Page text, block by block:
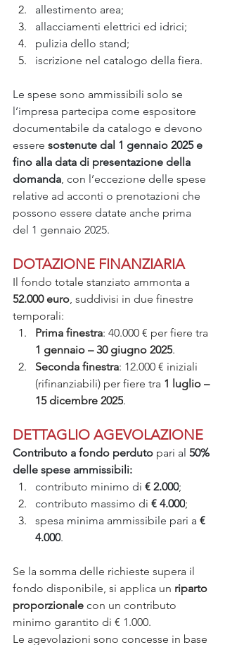
allestimento area;
allacciamenti elettrici ed idrici;
pulizia dello stand;
iscrizione nel catalogo della fiera.
Le spese sono ammissibili solo se
l’impresa partecipa come espositore
documentabile da catalogo e devono
essere sostenute dal 1 gennaio 2025 e
fino alla data di presentazione della
domanda , con l’eccezione delle spese
relative ad acconti o prenotazioni che
possono essere datate anche prima
del 1 gennaio 2025.
DOTAZIONE FINANZIARIA
Il fondo totale stanziato ammonta a
52.000 euro , suddivisi in due finestre
temporali:
Prima finestra: 40.000 € per fiere tra
1 gennaio – 30 giugno 2025.
Seconda finestra: 12.000 € iniziali
(rifinanziabili) per fiere tra 1 luglio –
15 dicembre 2025.
DETTAGLIO AGEVOLAZIONE
Contributo a fondo perduto pari al 50%
delle spese ammissibili:
contributo minimo di € 2.000;
contributo massimo di € 4.000;
spesa minima ammissibile pari a €
4.000.
Se la somma delle richieste supera il
fondo disponibile, si applica un riparto
proporzionale con un contributo
minimo garantito di € 1.000.
Le agevolazioni sono concesse in base